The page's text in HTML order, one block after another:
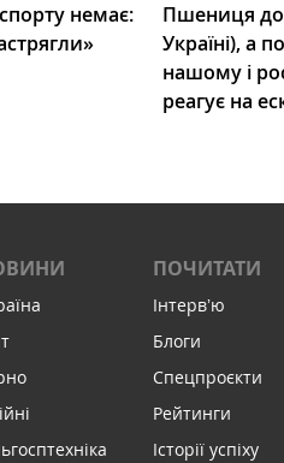
немає:
Пшениця
Україні), а
нашому і
реагує на
ПОЧИТАТИ
Інтервʼю
Блоги
Спецпроєкти
Рейтинги
Історії успіху